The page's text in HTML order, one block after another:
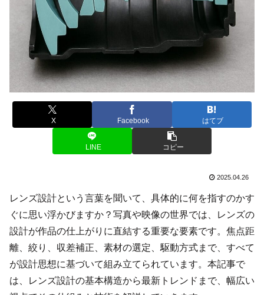
X Facebook はてブ
LINE コピー
2025.04.26
レンズ設計という言葉を聞いて、具体的に何を指すのかす
ぐに思い浮かびますか？写真や映像の世界では、レンズの
設計が作品の仕上がりに直結する重要な要素です。焦点距
離、絞り、収差補正、素材の選定、駆動方式まで、すべて
が設計思想に基づいて組み立てられています。本記事で
は、レンズ設計の基本構造から最新トレンドまで、幅広い